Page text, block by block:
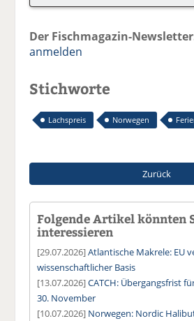
Der Fischmagazin-
anmelden
Stichworte
Lachspreis Norwegen
Zurück
Folgende Artikel könnten
interessieren
[29.07.2026]Atlantische Makrele: EU
wissenschaftlicher Basis
[13.07.2026]CATCH: Übergangsfrist
30. November
[10.07.2026] Norwegen: Nordic